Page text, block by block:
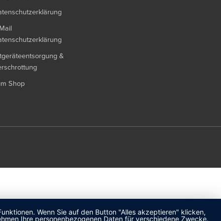
&
Shop
Wenn Sie auf den Button "Alles akzeptieren" klicken,
Ihre personenbezogenen Daten für verschiedene Zwecke.